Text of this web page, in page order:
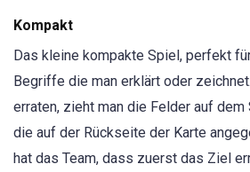
Kompakt
Das kleine kompakte Spiel, perfekt
Begriffe die man erklärt oder
erraten, zieht man die Felder auf
die auf der Rückseite der Karte
hat das Team, dass zuerst das Ziel